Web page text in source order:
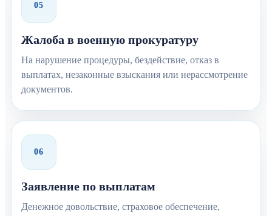
05
Жалоба в военную прокуратуру
На нарушение процедуры, бездействие, отказ в
выплатах, незаконные взыскания или нерассмотрение
документов.
06
Заявление по выплатам
Денежное довольствие, страховое обеспечение,